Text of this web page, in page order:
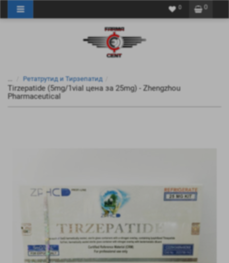
0
0
Ретатрутид и Тирзепатид
Tirzepatide (5mg/1vial цена за 25mg) - Zhengzhou
Pharmaceutical